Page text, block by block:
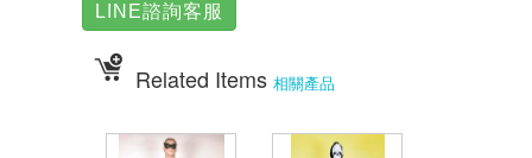
LINE諮詢客服
Related Items 相關產品